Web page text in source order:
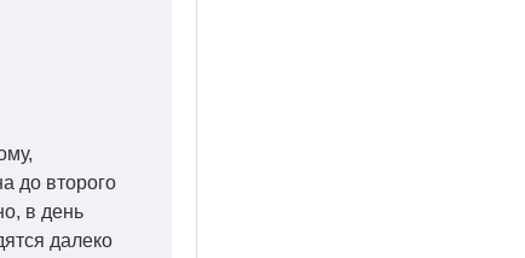
до второго
в день
далеко